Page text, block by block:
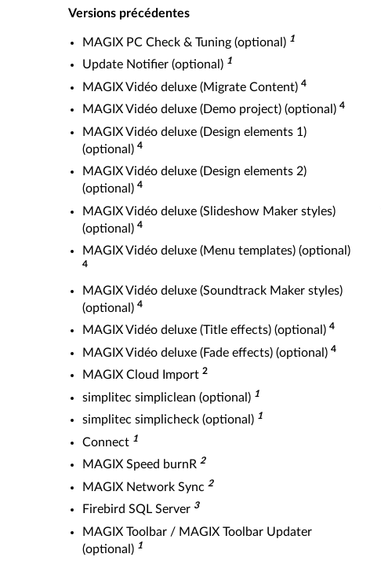
Versions précédentes
MAGIX PC Check & Tuning (optional) 1
Update Notifier (optional) 1
MAGIX Vidéo deluxe (Migrate Content) 4
MAGIX Vidéo deluxe (Demo project) (optional) 4
MAGIX Vidéo deluxe (Design elements 1)
(optional) 4
MAGIX Vidéo deluxe (Design elements 2)
(optional) 4
MAGIX Vidéo deluxe (Slideshow Maker styles)
(optional) 4
MAGIX Vidéo deluxe (Menu templates) (optional)
4
MAGIX Vidéo deluxe (Soundtrack Maker styles)
(optional) 4
MAGIX Vidéo deluxe (Title effects) (optional) 4
MAGIX Vidéo deluxe (Fade effects) (optional) 4
MAGIX Cloud Import 2
simplitec simpliclean (optional) 1
simplitec simplicheck (optional) 1
Connect 1
MAGIX Speed burnR 2
MAGIX Network Sync 2
Firebird SQL Server 3
MAGIX Toolbar / MAGIX Toolbar Updater
(optional) 1